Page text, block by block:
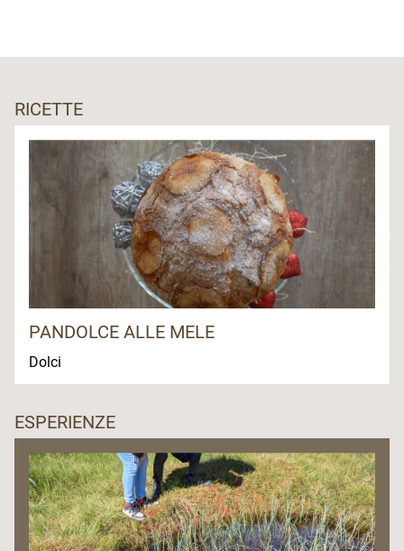
RICETTE
PANDOLCE ALLE MELE
Dolci
ESPERIENZE